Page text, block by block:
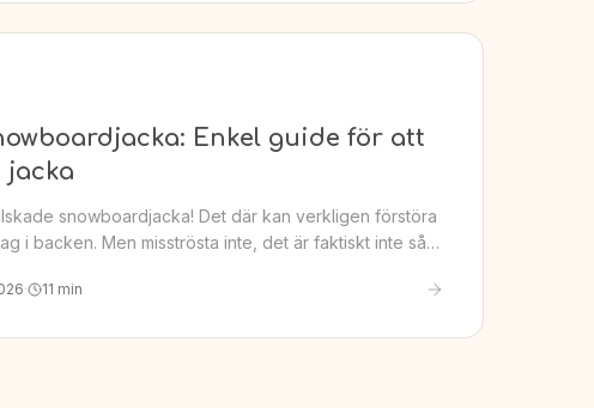
Enkel guide för att
jacka
snowboardjacka! Det där kan verkligen förstöra
i backen. Men misströsta inte, det är faktiskt inte så…
· 11 min